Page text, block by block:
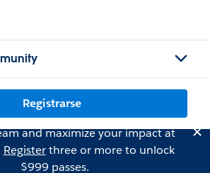
Registrarse
and maximize your impact at
Registerthree or more to unlock
$999 passes.